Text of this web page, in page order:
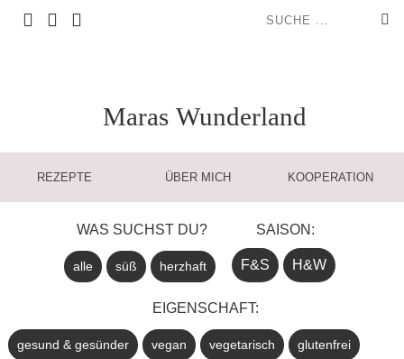
Maras Wunderland
REZEPTE ÜBER MICH KOOPERATION
WAS SUCHST DU?
alle süß herzhaft
SAISON:
F&S H&W
EIGENSCHAFT:
gesund & gesünder vegan vegetarisch glutenfrei